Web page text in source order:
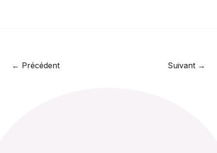
← Précédent Suivant →